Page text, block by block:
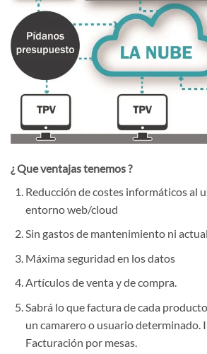
¿ Que ventajas tenemos ?
Reducción de costes informáticos al
entorno web/cloud
Sin gastos de mantenimiento ni
Máxima seguridad en los datos
Artículos de venta y de compra.
Sabrá lo que factura de cada
un camarero o usuario determinado.
Facturación por mesas.